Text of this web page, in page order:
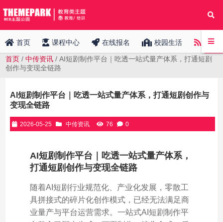
首页 课程中心 在线报名 校园生活 中传
首页 /中传资讯 / AI短剧制作平台｜吃透一站式量产体系，打通短剧
创作与变现全链路
AI短剧制作平台｜吃透一站式量产体系，打通短剧创作与
变现全链路
2026-05-25 中传资讯 76 0
AI短剧制作平台｜吃透一站式量产体系，
打通短剧创作与变现全链路
随着AI短剧行业规范化、产业化发展，零散工
具拼接式的碎片化创作模式，已经无法满足商
业量产与平台运营需求。一站式AI短剧制作平